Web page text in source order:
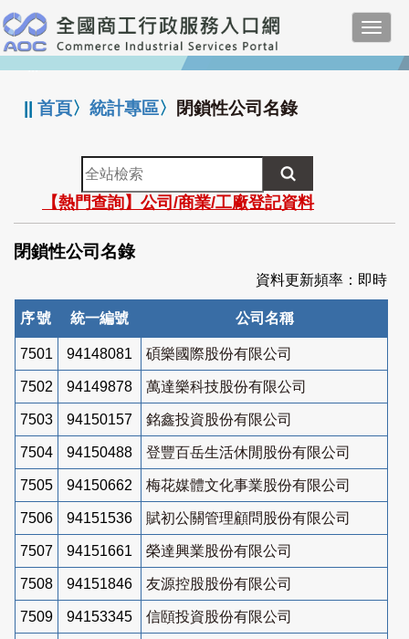
跳
到
主
要
:::
||首頁〉統計專區〉 閉鎖性公司名錄
全
站
檢
索
【熱門查詢】公司/商業/工廠登記資料
閉鎖性公司名錄
資料更新頻率：即時
序號 統一編號 公司名稱
7501 94148081 碩樂國際股份有限公司
7502 94149878 萬達樂科技股份有限公司
7503 94150157 銘鑫投資股份有限公司
7504 94150488 登豐百岳生活休閒股份有限公司
7505 94150662 梅花媒體文化事業股份有限公司
7506 94151536 賦初公關管理顧問股份有限公司
7507 94151661 榮達興業股份有限公司
7508 94151846 友源控股股份有限公司
7509 94153345 信頤投資股份有限公司